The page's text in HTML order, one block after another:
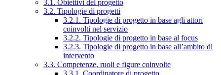
3.1. Obiettivi del progetto
3.2. Tipologie di progetti
3.2.1. Tipologie di progetto in base agli attori
coinvolti nel servizio
3.2.2. Tipologie di progetto in base al focus
3.2.3. Tipologie di progetto in base all’ambito di
intervento
3.3. Competenze, ruoli e figure coinvolte
3.3.1. Coordinatore di progetto